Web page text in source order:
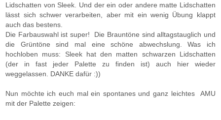
Lidschatten von Sleek. Und der ein oder andere matte Lidschatten
lässt sich schwer verarbeiten, aber mit ein wenig Übung klappt
auch das bestens.
Die Farbauswahl ist super! Die Brauntöne sind alltagstauglich und
die Grüntöne sind mal eine schöne abwechslung. Was ich
hochloben muss: Sleek hat den matten schwarzen Lidschatten
(der in fast jeder Palette zu finden ist) auch hier wieder
weggelassen. DANKE dafür :))
Nun möchte ich euch mal ein spontanes und ganz leichtes AMU
mit der Palette zeigen: